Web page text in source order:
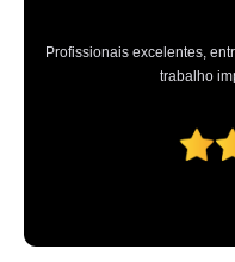
Profissionais excelentes,
trabalho